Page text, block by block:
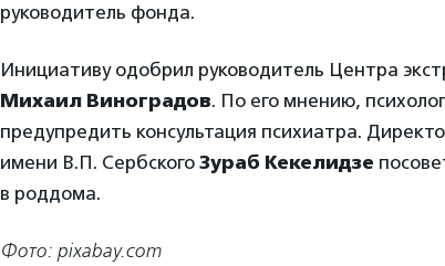
руководитель фонда.
Инициативу одобрил руководитель Центра
Михаил Виноградов. По его мнению,
предупредить консультация психиатра.
имени В.П. Сербского Зураб Кекелидзе
в роддома.
Фото: pixabay.com